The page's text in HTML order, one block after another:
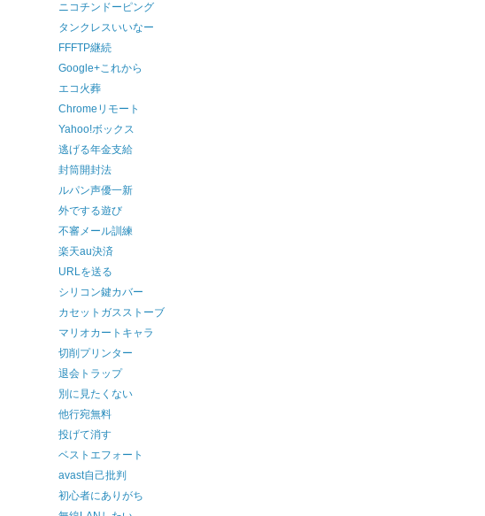
ニコチンドーピング
タンクレスいいなー
FFFTP継続
Google+これから
エコ火葬
Chromeリモート
Yahoo!ボックス
逃げる年金支給
封筒開封法
ルパン声優一新
外でする遊び
不審メール訓練
楽天au決済
URLを送る
シリコン鍵カバー
カセットガスストーブ
マリオカートキャラ
切削プリンター
退会トラップ
別に見たくない
他行宛無料
投げて消す
ベストエフォート
avast自己批判
初心者にありがち